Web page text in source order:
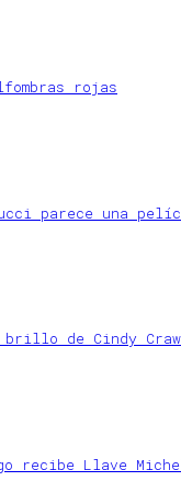
rojas
parece una
de Cindy
recibe Llave